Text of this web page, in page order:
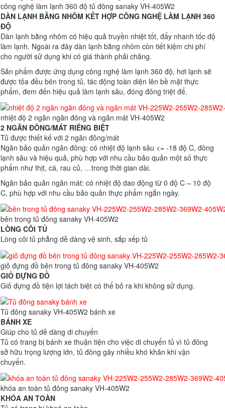
công nghệ làm lạnh 360 độ tủ đông sanaky VH-405W2
DÀN LẠNH BẰNG NHÔM KẾT HỢP CÔNG NGHỆ LÀM LẠNH 360
ĐỘ
Dàn lạnh bằng nhôm có hiệu quả truyền nhiệt tốt, đẩy nhanh tốc độ
làm lạnh. Ngoài ra đây dàn lạnh bằng nhôm còn tiết kiệm chi phí
cho người sử dụng khi có giá thành phải chăng.
Sản phẩm được ứng dụng công nghệ làm lạnh 360 độ, hơi lạnh sẽ
được tỏa đều bên trong tủ, tác động toàn diện lên bề mặt thực
phẩm, đem đến hiệu quả làm lạnh sâu, đóng đông triệt để.
nhiệt độ 2 ngăn ngăn đông và ngăn mát VH-405W2
2 NGĂN ĐÔNG/MÁT RIÊNG BIỆT
Tủ được thiết kế với 2 ngăn đông/mát
Ngăn bảo quản ngăn đông: có nhiệt độ lạnh sâu <= -18 độ C, đông
lạnh sâu và hiệu quả, phù hợp với nhu cầu bảo quản một số thực
phẩm như thịt, cá, rau củ, …trong thời gian dài.
Ngăn bảo quản ngăn mát: có nhiệt độ dao động từ 0 độ C – 10 độ
C, phù hợp với nhu cầu bảo quản thực phẩm ngắn ngày.
bên trong tủ đông sanaky VH-405W2
LÒNG CÔI TỦ
Lòng côi tủ phẳng dễ dàng vệ sinh, sắp xếp tủ
giỏ đựng đồ bên trong tủ đông sanaky VH-405W2
GIỎ ĐỰNG ĐỒ
Giỏ đựng đồ tiện lợi tách biệt có thể bỏ ra khi không sử dụng.
Tủ đông sanaky VH-405W2 bánh xe
BÁNH XE
Giúp cho tủ dễ dàng di chuyển
Tủ có trang bị bánh xe thuận tiện cho việc di chuyển tủ vì tủ đông
sở hữu trọng lượng lớn, tủ đông gây nhiều khó khăn khi vận
chuyển.
khóa an toàn tủ đông sanaky VH-405W2
KHÓA AN TOÀN